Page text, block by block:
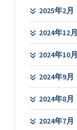
2025年2月
2024年12月
2024年10月
2024年9月
2024年8月
2024年7月